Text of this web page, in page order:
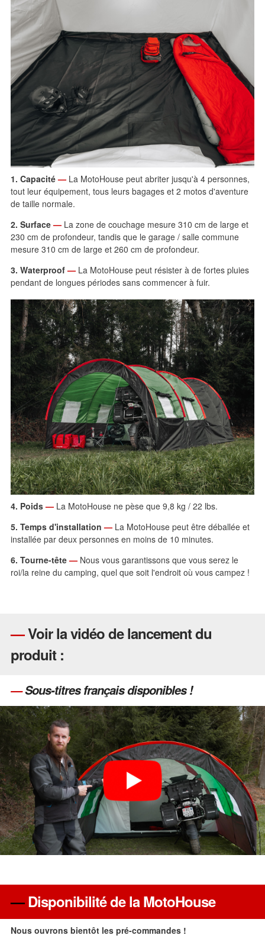
1. Capacité— La MotoHouse peut abriter jusqu'à 4 personnes,
tout leur équipement, tous leurs bagages et 2 motos d'aventure
de taille normale.
2. Surface— La zone de couchage mesure 310 cm de large et
230 cm de profondeur, tandis que le garage / salle commune
mesure 310 cm de large et 260 cm de profondeur.
3. Waterproof— La MotoHouse peut résister à de fortes pluies
pendant de longues périodes sans commencer à fuir.
4. Poids— La MotoHouse ne pèse que 9,8 kg / 22 lbs.
5. Temps d'installation— La MotoHouse peut être déballée et
installée par deux personnes en moins de 10 minutes.
6. Tourne-tête— Nous vous garantissons que vous serez le
roi/la reine du camping, quel que soit l'endroit où vous campez !
—Voir la vidéo de lancement du
produit :
—Sous-titres français disponibles !
— Disponibilité de la MotoHouse
Nous ouvrons bientôt les pré-commandes !